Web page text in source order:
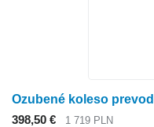
398,50 € 1 719 PLN